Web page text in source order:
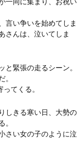
一同に集まり、お祝い
言い争いを始めてしま
さんは、泣いてしま
と緊張の走るシーン。
。
てくる。
しきる寒い日、大勢の
。
さい女の子のように泣